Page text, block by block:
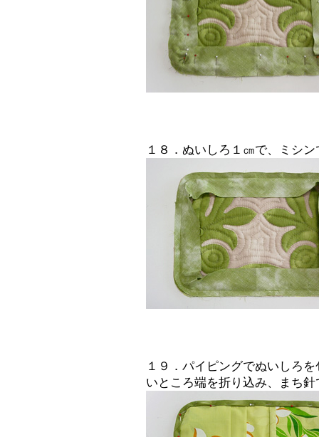
１８．ぬいしろ１㎝で、ミシ
１９．パイピングでぬいしろ
いところ端を折り込み、まち